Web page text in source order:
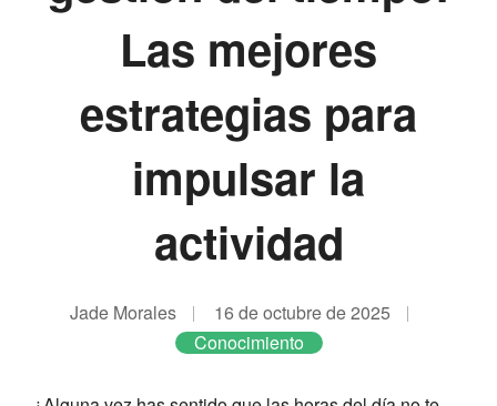
Las mejores
estrategias para
impulsar la
actividad
Jade Morales
16 de octubre de 2025
Conocimiento